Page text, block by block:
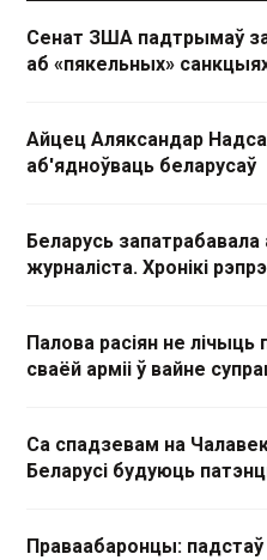
Сенат ЗША падтрымаў
аб «пякельных»
Айцец Аляксандар
аб'ядноўваць беларусаў
Беларусь
журналіста. Хронікі
Палова расіян не лічыць
сваёй арміі ў вайне
Са спадзевам на
Беларусі будуюць
Праваабаронцы: